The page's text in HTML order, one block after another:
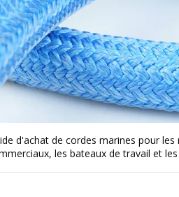
d'achat de cordes marines pour les
les bateaux de travail et